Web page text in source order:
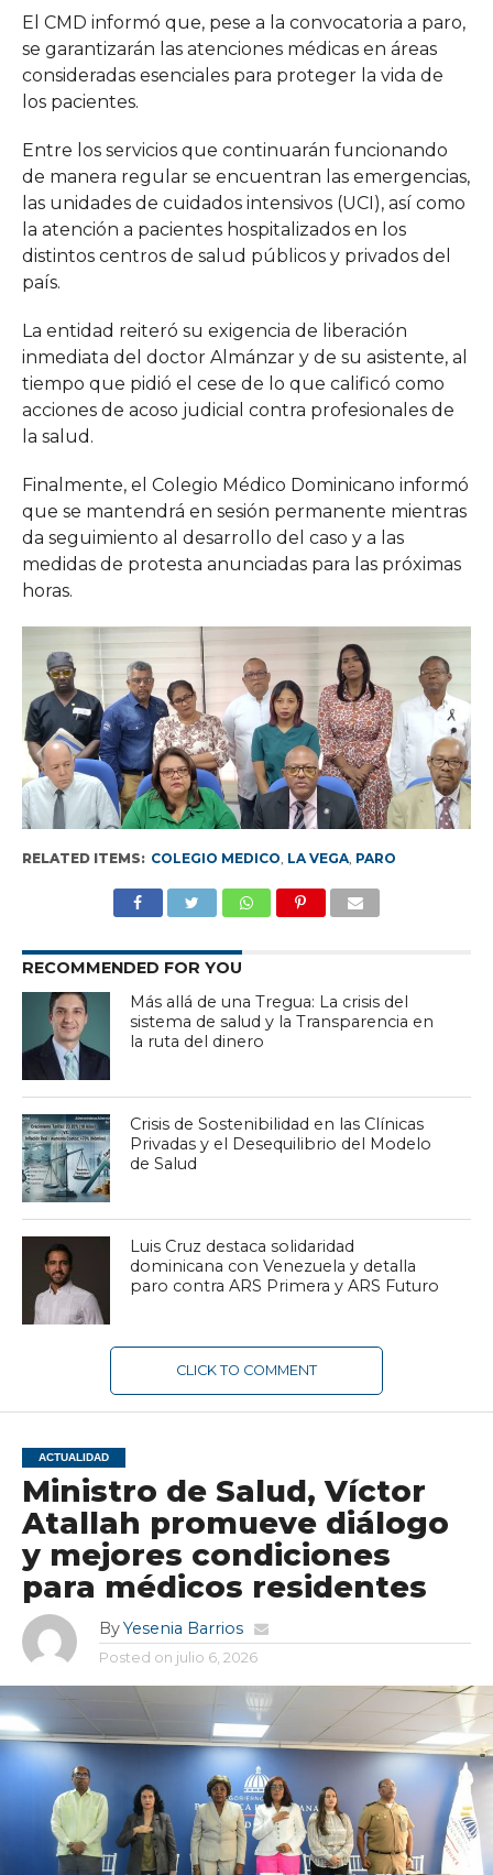
El CMD informó que, pese a la convocatoria a paro,
se garantizarán las atenciones médicas en áreas
consideradas esenciales para proteger la vida de
los pacientes.
Entre los servicios que continuarán funcionando
de manera regular se encuentran las emergencias,
las unidades de cuidados intensivos (UCI), así como
la atención a pacientes hospitalizados en los
distintos centros de salud públicos y privados del
país.
La entidad reiteró su exigencia de liberación
inmediata del doctor Almánzar y de su asistente, al
tiempo que pidió el cese de lo que calificó como
acciones de acoso judicial contra profesionales de
la salud.
Finalmente, el Colegio Médico Dominicano informó
que se mantendrá en sesión permanente mientras
da seguimiento al desarrollo del caso y a las
medidas de protesta anunciadas para las próximas
horas.
RELATED ITEMS: COLEGIO MEDICO, LA VEGA, PARO
RECOMMENDED FOR YOU
Más allá de una Tregua: La crisis del
sistema de salud y la Transparencia en
la ruta del dinero
Crisis de Sostenibilidad en las Clínicas
Privadas y el Desequilibrio del Modelo
de Salud
Luis Cruz destaca solidaridad
dominicana con Venezuela y detalla
paro contra ARS Primera y ARS Futuro
CLICK TO COMMENT
ACTUALIDAD
Ministro de Salud, Víctor
Atallah promueve diálogo
y mejores condiciones
para médicos residentes
ByYesenia Barrios
Posted on julio 6, 2026